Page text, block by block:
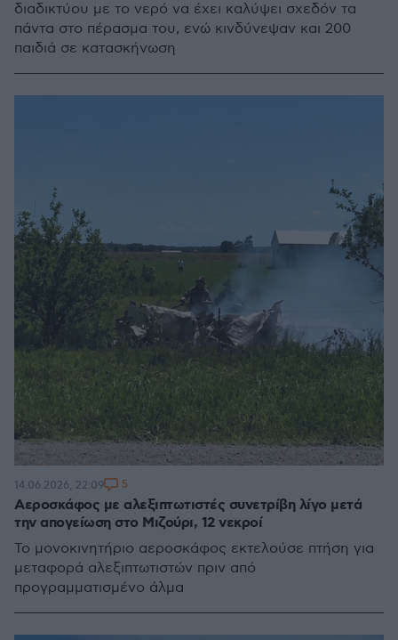
διαδικτύου με το νερό να έχει καλύψει σχεδόν τα
πάντα στο πέρασμα του, ενώ κινδύνεψαν και 200
παιδιά σε κατασκήνωση
Αεροσκάφος με αλεξιπτωτιστές συνετρίβη λίγο μετά
την απογείωση στο Μιζούρι, 12 νεκροί
Το μονοκινητήριο αεροσκάφος εκτελούσε πτήση για
μεταφορά αλεξιπτωτιστών πριν από
προγραμματισμένο άλμα
14.06.2026, 22:09 5